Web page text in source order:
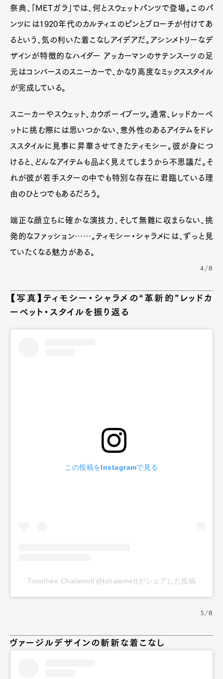
祭典、「METガラ」では、何とスウェットパンツで登場。このパ
ンツには1920年代のカルティエのピンとブローチが付けてあ
るという、気の利いた着こなしアイデアだ。アシンメトリーなデ
ザインが特徴的なハイダー アッカーマンのサテンスーツの足
元はコンバースのスニーカーで、かなり高度なミックススタイル
が完成している。
スニーカーやスウェット、カウボーイブーツ。通常、レッドカーペ
ットに挑む際には思いつかない、意外性のあるアイテムをドレ
ススタイルに見事に昇華させてきたティモシー。彼が身につ
けると、どんなアイテムも品よく見えてしまうから不思議だ。そ
れが彼が若手スターの中でも特別な存在に君臨している理
由のひとつでもあるだろう。
端正な顔立ちに確かな演技力、そして無難に収まらない、挑
発的なファッション……。ティモシー・シャラメには、ずっと見
ていたくなる魅力がある。
4/8
【写真】ティモシー・シャラメの“革新的”レッドカ
ーペット・スタイルを振り返る
この投稿をInstagramで見る
Timothée Chalamet(@tchalamet)がシェアした投稿
5/8
ヴァージルデザインの斬新な着こなし